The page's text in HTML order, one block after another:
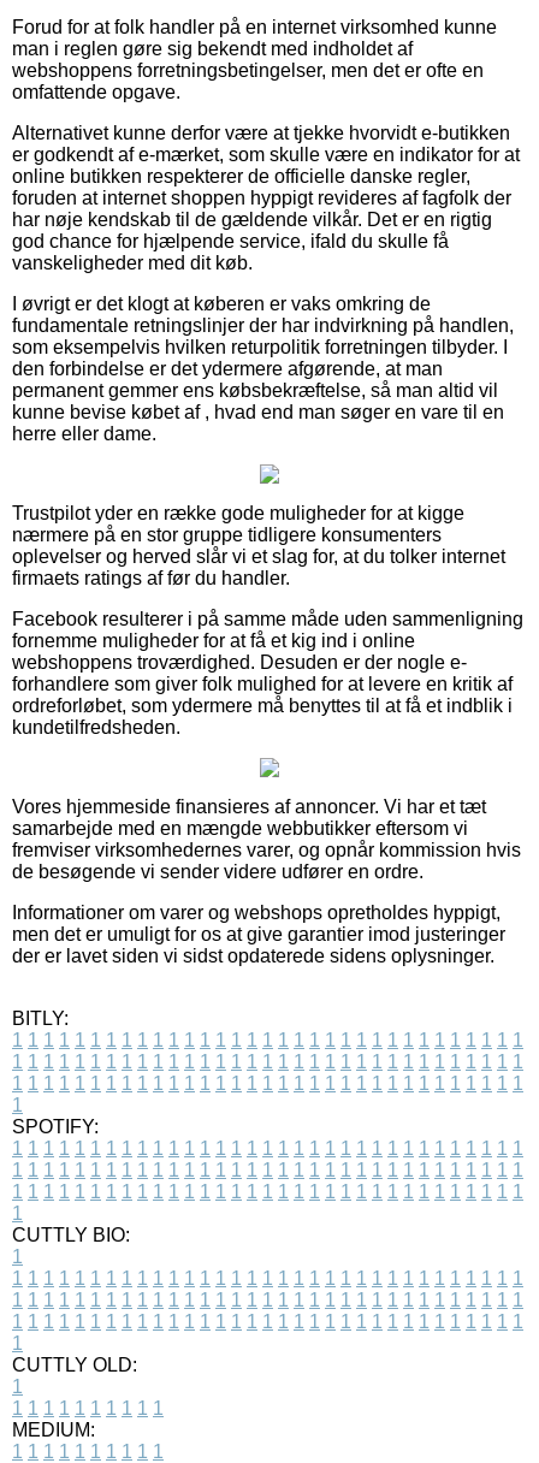
Forud for at folk handler på en internet virksomhed kunne
man i reglen gøre sig bekendt med indholdet af
webshoppens forretningsbetingelser, men det er ofte en
omfattende opgave.
Alternativet kunne derfor være at tjekke hvorvidt e-butikken
er godkendt af e-mærket, som skulle være en indikator for at
online butikken respekterer de officielle danske regler,
foruden at internet shoppen hyppigt revideres af fagfolk der
har nøje kendskab til de gældende vilkår. Det er en rigtig
god chance for hjælpende service, ifald du skulle få
vanskeligheder med dit køb.
I øvrigt er det klogt at køberen er vaks omkring de
fundamentale retningslinjer der har indvirkning på handlen,
som eksempelvis hvilken returpolitik forretningen tilbyder. I
den forbindelse er det ydermere afgørende, at man
permanent gemmer ens købsbekræftelse, så man altid vil
kunne bevise købet af , hvad end man søger en vare til en
herre eller dame.
Trustpilot yder en række gode muligheder for at kigge
nærmere på en stor gruppe tidligere konsumenters
oplevelser og herved slår vi et slag for, at du tolker internet
firmaets ratings af før du handler.
Facebook resulterer i på samme måde uden sammenligning
fornemme muligheder for at få et kig ind i online
webshoppens troværdighed. Desuden er der nogle e-
forhandlere som giver folk mulighed for at levere en kritik af
ordreforløbet, som ydermere må benyttes til at få et indblik i
kundetilfredsheden.
Vores hjemmeside finansieres af annoncer. Vi har et tæt
samarbejde med en mængde webbutikker eftersom vi
fremviser virksomhedernes varer, og opnår kommission hvis
de besøgende vi sender videre udfører en ordre.
Informationer om varer og webshops opretholdes hyppigt,
men det er umuligt for os at give garantier imod justeringer
der er lavet siden vi sidst opdaterede sidens oplysninger.
BITLY:
1 1 1 1 1 1 1 1 1 1 1 1 1 1 1 1 1 1 1 1 1 1 1 1 1 1 1 1 1 1 1 1 1
1 1 1 1 1 1 1 1 1 1 1 1 1 1 1 1 1 1 1 1 1 1 1 1 1 1 1 1 1 1 1 1 1
1 1 1 1 1 1 1 1 1 1 1 1 1 1 1 1 1 1 1 1 1 1 1 1 1 1 1 1 1 1 1 1 1
1
SPOTIFY:
1 1 1 1 1 1 1 1 1 1 1 1 1 1 1 1 1 1 1 1 1 1 1 1 1 1 1 1 1 1 1 1 1
1 1 1 1 1 1 1 1 1 1 1 1 1 1 1 1 1 1 1 1 1 1 1 1 1 1 1 1 1 1 1 1 1
1 1 1 1 1 1 1 1 1 1 1 1 1 1 1 1 1 1 1 1 1 1 1 1 1 1 1 1 1 1 1 1 1
1
CUTTLY BIO:
1
1 1 1 1 1 1 1 1 1 1 1 1 1 1 1 1 1 1 1 1 1 1 1 1 1 1 1 1 1 1 1 1 1
1 1 1 1 1 1 1 1 1 1 1 1 1 1 1 1 1 1 1 1 1 1 1 1 1 1 1 1 1 1 1 1 1
1 1 1 1 1 1 1 1 1 1 1 1 1 1 1 1 1 1 1 1 1 1 1 1 1 1 1 1 1 1 1 1 1
1
CUTTLY OLD:
1
1 1 1 1 1 1 1 1 1 1
MEDIUM:
1 1 1 1 1 1 1 1 1 1